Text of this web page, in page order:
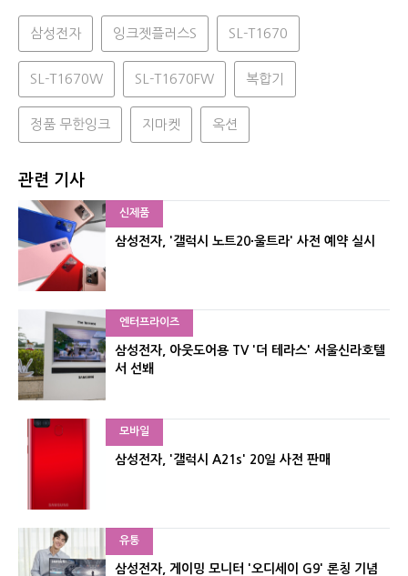
삼성전자 잉크젯플러스S SL-T1670
SL-T1670W SL-T1670FW 복합기
정품 무한잉크 지마켓 옥션
관련 기사
신제품
삼성전자, '갤럭시 노트20∙울트라' 사전 예약 실시
엔터프라이즈
삼성전자, 아웃도어용 TV '더 테라스' 서울신라호텔
서 선봬
모바일
삼성전자, '갤럭시 A21s' 20일 사전 판매
유통
삼성전자, 게이밍 모니터 '오디세이 G9' 론칭 기념